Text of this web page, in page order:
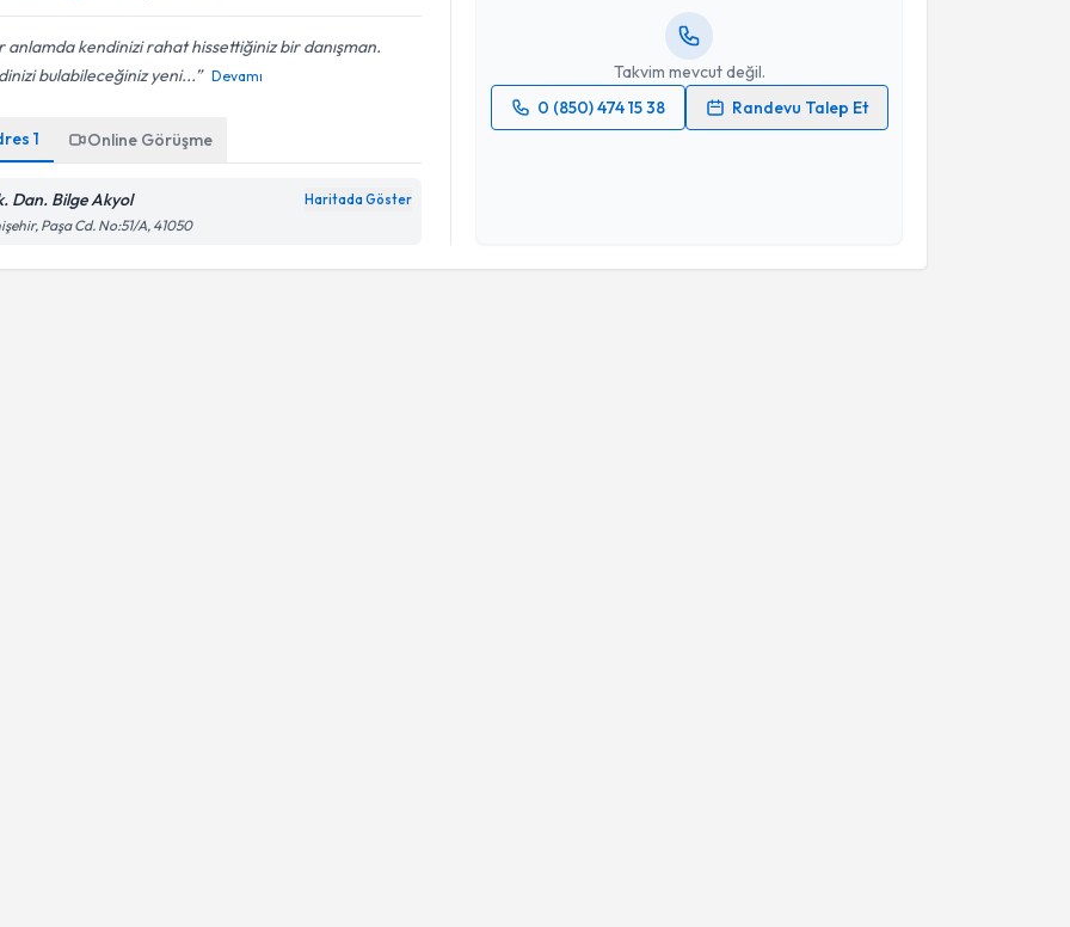
anlamda kendinizi rahat hissettiğiniz bir danışman.
bulabileceğiniz yeni...
Devamı
1 Online Görüşme
Dan. Bilge Akyol Haritada Göster
Paşa Cd. No:51/A, 41050
Takvim mevcut değil.
0 (850) 474 15 38
Randevu Talep Et
Takvim Talebini Gönder